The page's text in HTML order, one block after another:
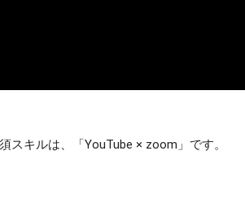
スキルは、「YouTube × zoom」です。